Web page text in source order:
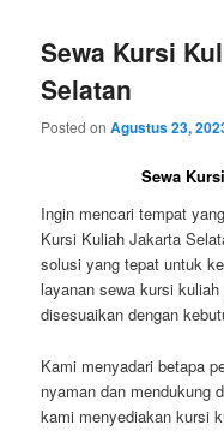
Sewa Kursi
Selatan
Posted onAgustus 23,
Sewa
Ingin mencari tempat
Kursi Kuliah Jakarta
solusi yang tepat untuk
layanan sewa kursi
disesuaikan dengan
Kami menyadari betapa
nyaman dan mendukung
kami menyediakan kursi